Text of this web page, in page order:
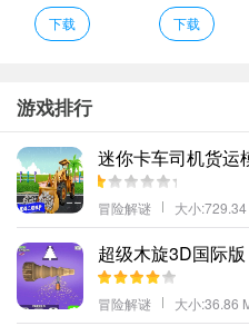
游戏节奏感鲜明经典的跑酷主题
完成各种各样的任务解锁强力的武
戏元素融入其中。
一路上收集金币这款游戏非常
操作自己的角色击败一个个强大
精致的游戏画面Q版的人物设
求。
阿拉丁神灯冒险记特色
1、穿梭在森岭当中的时候里面
反应能力！
下载
下载
游戏排行
迷你卡车司机货运
冒险解谜 大小
超级木旋3D国际版
冒险解谜 大小:36.86